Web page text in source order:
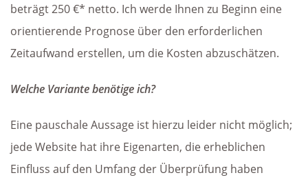
beträgt 250 €* netto. Ich werde Ihnen zu Beginn eine
orientierende Prognose über den erforderlichen
Zeitaufwand erstellen, um die Kosten abzuschätzen.
Welche Variante benötige ich?
Eine pauschale Aussage ist hierzu leider nicht möglich;
jede Website hat ihre Eigenarten, die erheblichen
Einfluss auf den Umfang der Überprüfung haben